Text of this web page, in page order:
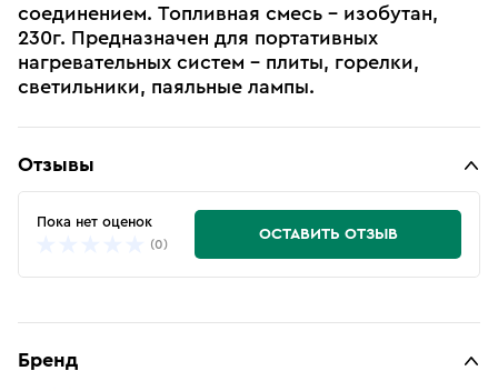
соединением. Топливная смесь - изобутан,
230г. Предназначен для портативных
нагревательных систем - плиты, горелки,
светильники, паяльные лампы.
Отзывы
Пока нет оценок
(0)
ОСТАВИТЬ ОТЗЫВ
Бренд